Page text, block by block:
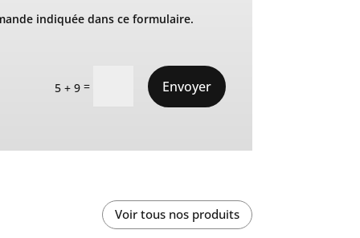
indiquée dans ce formulaire.
5 + 9 = Envoyer
Voir tous nos produits